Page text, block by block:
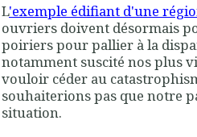
L'exemple édifiant d'une
ouvriers doivent désormais
poiriers pour pallier à la
notamment suscité nos plus
vouloir céder au
souhaiterions pas que notre
situation.